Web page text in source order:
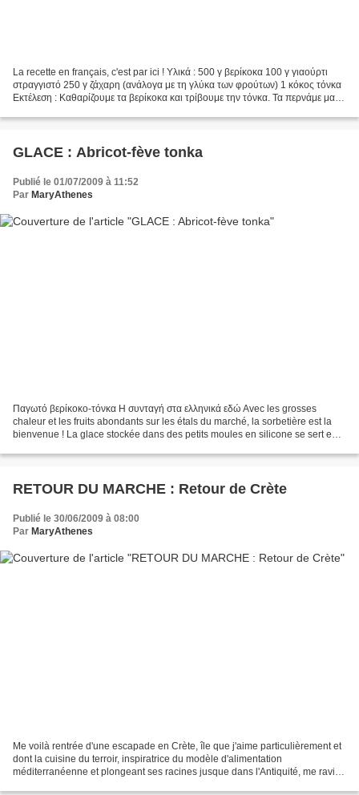
La recette en français, c'est par ici ! Υλικά : 500 γ βερίκοκα 100 γ γιαούρτι
στραγγιστό 250 γ ζάχαρη (ανάλογα με τη γλύκα των φρούτων) 1 κόκος τόνκα
Εκτέλεση : Καθαρίζουμε τα βερίκοκα και τρίβουμε την τόνκα. Τα περνάμε μαζί
GLACE : Abricot-fève tonka
Publié le 01/07/2009 à 11:52
Par MaryAthenes
Παγωτό βερίκοκο-τόνκα Η συνταγή στα ελληνικά εδώ Avec les grosses
chaleur et les fruits abondants sur les étals du marché, la sorbetière est la
bienvenue ! La glace stockée dans des petits moules en silicone se sert en
RETOUR DU MARCHE : Retour de Crète
Publié le 30/06/2009 à 08:00
Par MaryAthenes
Me voilà rentrée d'une escapade en Crète, île que j'aime particulièrement et
dont la cuisine du terroir, inspiratrice du modèle d'alimentation
méditerranéenne et plongeant ses racines jusque dans l'Antiquité, me ravit